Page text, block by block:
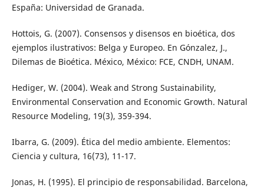
España: Universidad de Granada.
Hottois, G. (2007). Consensos y disensos en bioética, dos
ejemplos ilustrativos: Belga y Europeo. En Gónzalez, J.,
Dilemas de Bioética. México, México: FCE, CNDH, UNAM.
Hediger, W. (2004). Weak and Strong Sustainability,
Environmental Conservation and Economic Growth. Natural
Resource Modeling, 19(3), 359-394.
Ibarra, G. (2009). Ética del medio ambiente. Elementos:
Ciencia y cultura, 16(73), 11-17.
Jonas, H. (1995). El principio de responsabilidad. Barcelona,